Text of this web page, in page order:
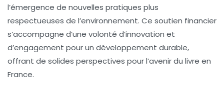
l’émergence de nouvelles pratiques plus
respectueuses de l’environnement. Ce soutien financier
s’accompagne d’une volonté d’innovation et
d’engagement pour un développement durable,
offrant de solides perspectives pour l’avenir du livre en
France.